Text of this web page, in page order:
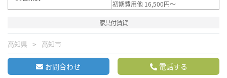
初期費用他 16,500円～
家具付賃貸
高知県 高知市
お問合わせ 電話する